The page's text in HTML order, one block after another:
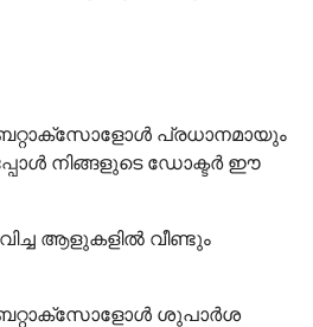
ബെറ്റാക്സോളോൾ പ്രധാനമായും
നിങ്ങളുടെ ഡോക്ടർ ഈ
ആളുകളിൽ വീണ്ടും
ബെറ്റാക്സോളോൾ ശുപാർശ